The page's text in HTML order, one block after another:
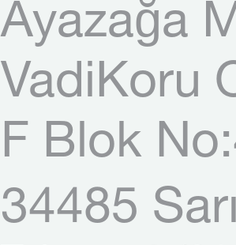
Ayazağa
VadiKoru
F Blok
34485